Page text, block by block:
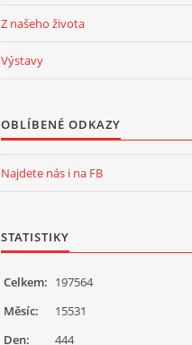
Z našeho života
Výstavy
OBLÍBENÉ ODKAZY
Najdete nás i na FB
STATISTIKY
Celkem: 197564
Měsíc:
15531
Den:
444